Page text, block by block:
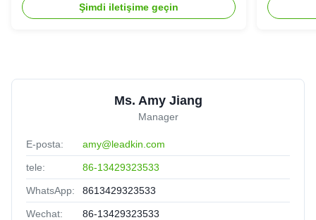
Şimdi iletişime geçin
Ms. Amy Jiang
Manager
E-posta: amy@leadkin.com
tele: 86-13429323533
WhatsApp: 8613429323533
Wechat: 86-13429323533